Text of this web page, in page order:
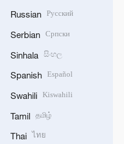
Russian Русский
Serbian Српски
Sinhala සිංහල
Spanish Español
Swahili Kiswahili
Tamil தமிழ்
Thai ไทย